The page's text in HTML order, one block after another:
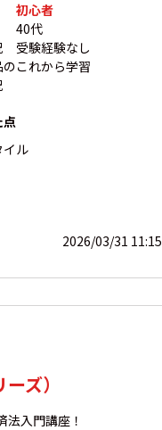
初心者
40代
受験経験なし
のこれから学習
点
イル
2026/03/31 11:15
ズ）
入門講座！